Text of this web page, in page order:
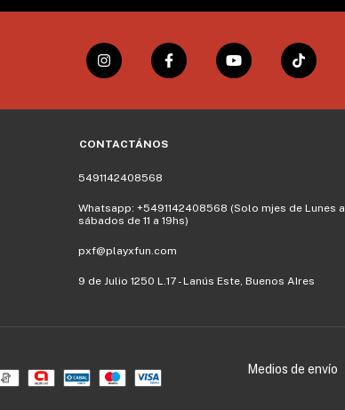
CONTACTÁNOS
5491142408568
Whatsapp: +5491142408568 (Solo mjes de Lunes a
sábados de 11 a 19hs)
pxf@playxfun.com
9 de Julio 1250 L.17 - Lanús Este, Buenos AIres
Medios de envío